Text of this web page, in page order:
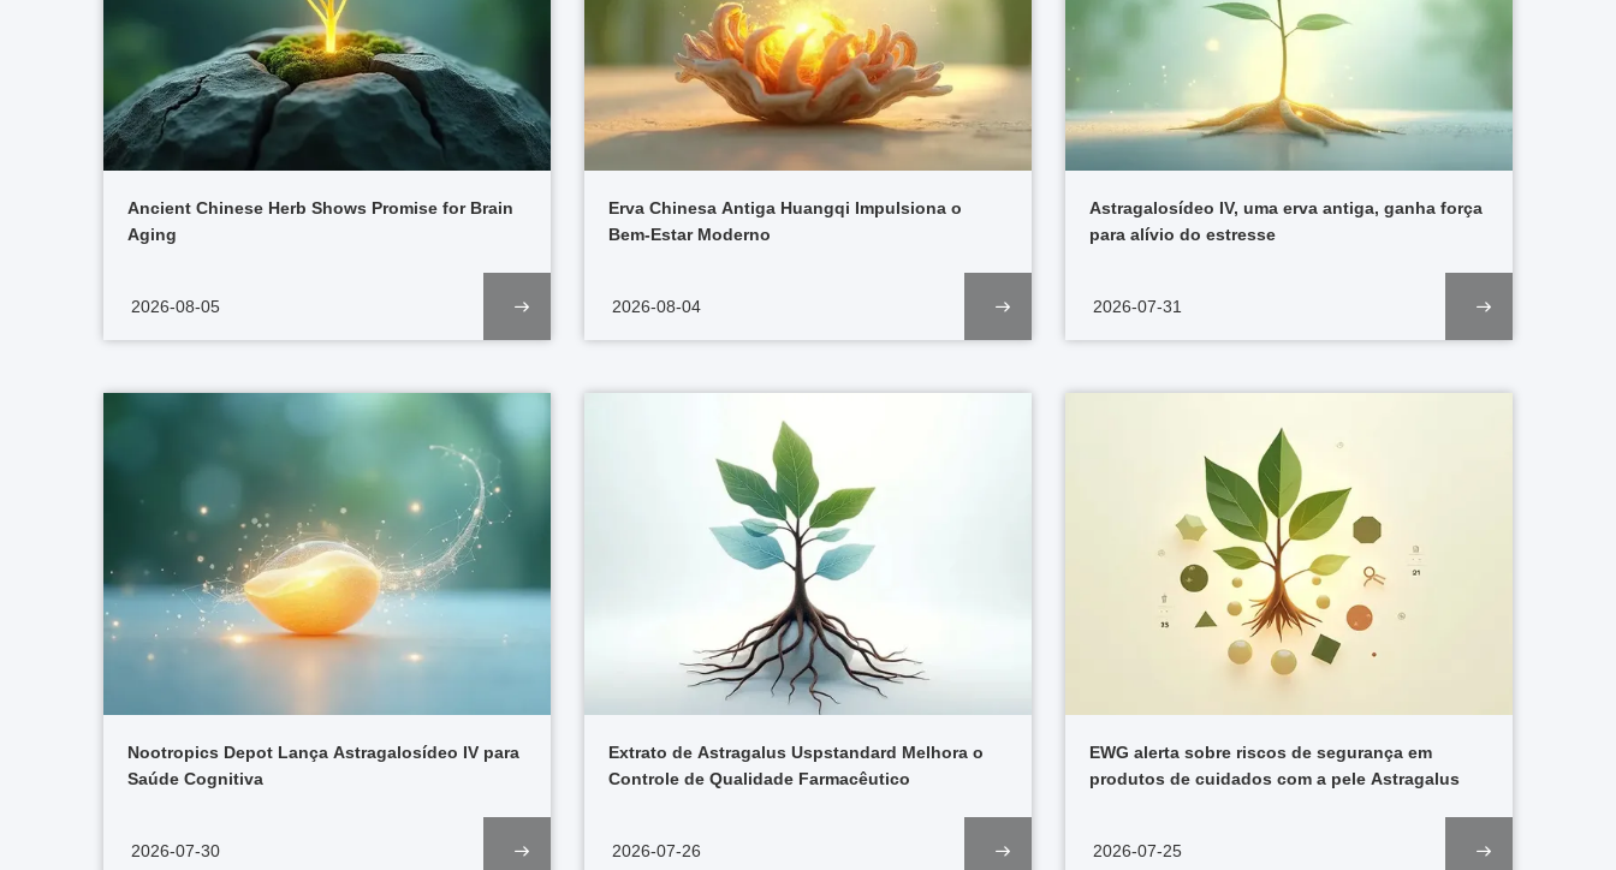
Ancient Chinese Herb Shows Promise for Brain
Aging
2026-08-05
Erva Chinesa Antiga Huangqi Impulsiona o
Bem-Estar Moderno
2026-08-04
Astragalosídeo IV, uma erva antiga, ganha força
para alívio do estresse
2026-07-31
Nootropics Depot Lança Astragalosídeo IV para
Saúde Cognitiva
2026-07-30
Extrato de Astragalus Uspstandard Melhora o
Controle de Qualidade Farmacêutico
2026-07-26
EWG alerta sobre riscos de segurança em
produtos de cuidados com a pele Astragalus
2026-07-25